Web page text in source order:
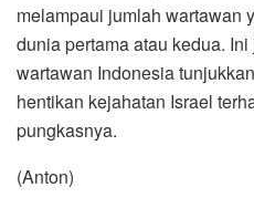
melampaui jumlah wartawan
dunia pertama atau kedua.
wartawan Indonesia
hentikan kejahatan Israel
pungkasnya.
(Anton)